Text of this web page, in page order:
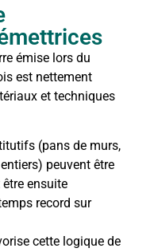
émise lors du
est nettement
et techniques
(pans de murs,
peuvent être
ensuite
record sur
cette logique de